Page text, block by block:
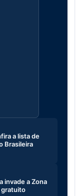
a lista de
Brasileira
invade a Zona
gratuito